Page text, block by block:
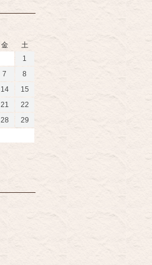
金
土
1
7
8
14
15
21
22
28
29